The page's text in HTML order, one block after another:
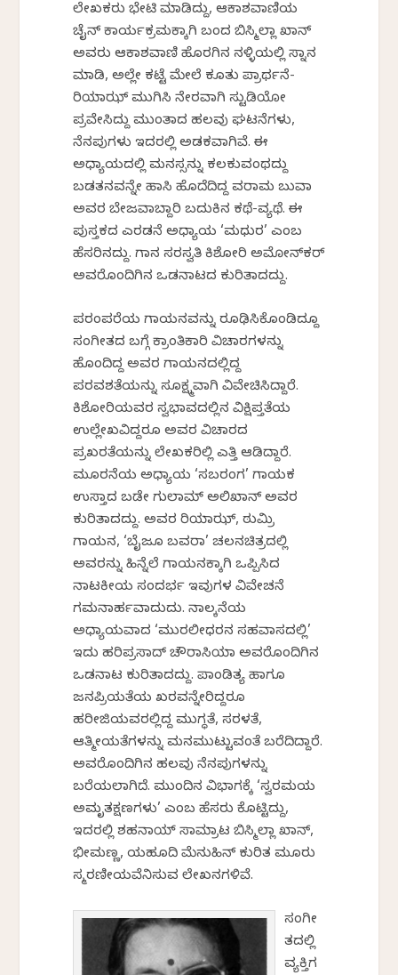
ಲೇಖಕರು ಭೇಟಿ ಮಾಡಿದ್ದು, ಆಕಾಶವಾಣಿಯ
ಚೈನ್ ಕಾರ್ಯಕ್ರಮಕ್ಕಾಗಿ ಬಂದ ಬಿಸ್ಮಿಲ್ಲಾ ಖಾನ್
ಅವರು ಆಕಾಶವಾಣಿ ಹೊರಗಿನ ನಳ್ಳಿಯಲ್ಲಿ ಸ್ನಾನ
ಮಾಡಿ, ಅಲ್ಲೇ ಕಟ್ಟೆ ಮೇಲೆ ಕೂತು ಪ್ರಾರ್ಥನೆ-
ರಿಯಾಝ್ ಮುಗಿಸಿ ನೇರವಾಗಿ ಸ್ಟುಡಿಯೋ
ಪ್ರವೇಶಿಸಿದ್ದು ಮುಂತಾದ ಹಲವು ಘಟನೆಗಳು,
ನೆನಪುಗಳು ಇದರಲ್ಲಿ ಅಡಕವಾಗಿವೆ. ಈ
ಅಧ್ಯಾಯದಲ್ಲಿ ಮನಸ್ಸನ್ನು ಕಲಕುವಂಥದ್ದು
ಬಡತನವನ್ನೇ ಹಾಸಿ ಹೊದೆದಿದ್ದ ಶಿವರಾಮ ಬುವಾ
ಅವರ ಬೇಜವಾಬ್ದಾರಿ ಬದುಕಿನ ಕಥೆ-ವ್ಯಥೆ. ಈ
ಪುಸ್ತಕದ ಎರಡನೆ ಅಧ್ಯಾಯ ‘ಮಧುರ’ ಎಂಬ
ಹೆಸರಿನದ್ದು. ಗಾನ ಸರಸ್ವತಿ ಕಿಶೋರಿ ಅಮೋನ್‌ಕರ್
ಅವರೊಂದಿಗಿನ ಒಡನಾಟದ ಕುರಿತಾದದ್ದು.
ಪರಂಪರೆಯ ಗಾಯನವನ್ನು ರೂಢಿಸಿಕೊಂಡಿದ್ದೂ
ಸಂಗೀತದ ಬಗ್ಗೆ ಕ್ರಾಂತಿಕಾರಿ ವಿಚಾರಗಳನ್ನು
ಹೊಂದಿದ್ದ ಅವರ ಗಾಯನದಲ್ಲಿದ್ದ
ಪರವಶತೆಯನ್ನು ಸೂಕ್ಷ್ಮವಾಗಿ ವಿವೇಚಿಸಿದ್ದಾರೆ.
ಕಿಶೋರಿಯವರ ಸ್ವಭಾವದಲ್ಲಿನ ವಿಕ್ಷಿಪ್ತತೆಯ
ಉಲ್ಲೇಖವಿದ್ದರೂ ಅವರ ವಿಚಾರದ
ಪ್ರಖರತೆಯನ್ನು ಲೇಖಕರಿಲ್ಲಿ ಎತ್ತಿ ಆಡಿದ್ದಾರೆ.
ಮೂರನೆಯ ಅಧ್ಯಾಯ ‘ಸಬರಂಗ’ ಗಾಯಕ
ಉಸ್ತಾದ ಬಡೇ ಗುಲಾಮ್ ಅಲಿಖಾನ್ ಅವರ
ಕುರಿತಾದದ್ದು. ಅವರ ರಿಯಾಝ್‌, ಠುಮ್ರಿ
ಗಾಯನ, ‘ಬೈಜೂ ಬವರಾ’ ಚಲನಚಿತ್ರದಲ್ಲಿ
ಅವರನ್ನು ಹಿನ್ನೆಲೆ ಗಾಯನಕ್ಕಾಗಿ ಒಪ್ಪಿಸಿದ
ನಾಟಕೀಯ ಸಂದರ್ಭ ಇವುಗಳ ವಿವೇಚನೆ
ಗಮನಾರ್ಹವಾದುದು. ನಾಲ್ಕನೆಯ
ಅಧ್ಯಾಯವಾದ ‘ಮುರಲೀಧರನ ಸಹವಾಸದಲ್ಲಿ’
ಇದು ಹರಿಪ್ರಸಾದ್ ಚೌರಾಸಿಯಾ ಅವರೊಂದಿಗಿನ
ಒಡನಾಟ ಕುರಿತಾದದ್ದು. ಪಾಂಡಿತ್ಯ ಹಾಗೂ
ಜನಪ್ರಿಯತೆಯ ಶಿಖರವನ್ನೇರಿದ್ದರೂ
ಹರೀಜಿಯವರಲ್ಲಿದ್ದ ಮುಗ್ಧತೆ, ಸರಳತೆ,
ಆತ್ಮೀಯತೆಗಳನ್ನು ಮನಮುಟ್ಟುವಂತೆ ಬರೆದಿದ್ದಾರೆ.
ಅವರೊಂದಿಗಿನ ಹಲವು ನೆನಪುಗಳನ್ನು
ಬರೆಯಲಾಗಿದೆ. ಮುಂದಿನ ವಿಭಾಗಕ್ಕೆ ‘ಸ್ವರಮಯ
ಅಮೃತಕ್ಷಣಗಳು’ ಎಂಬ ಹೆಸರು ಕೊಟ್ಟಿದ್ದು,
ಇದರಲ್ಲಿ ಶಹನಾಯ್ ಸಾಮ್ರಾಟ ಬಿಸ್ಮಿಲ್ಲಾ ಖಾನ್,
ಭೀಮಣ್ಣ, ಯಹೂದಿ ಮೆನುಹಿನ್ ಕುರಿತ ಮೂರು
ಸ್ಮರಣೀಯವೆನಿಸುವ ಲೇಖನಗಳಿವೆ.
ಸಂಗೀ
ತದಲ್ಲಿ
ವ್ಯಕ್ತಿಗ